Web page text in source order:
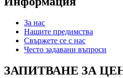
За нас
Нашите предимства
Свържете се с нас
Често задавани въпроси
ЗАПИТВАНЕ ЗА